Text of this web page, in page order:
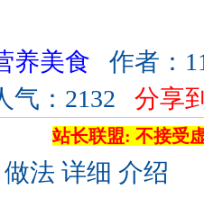
养美食 作者：
气：2132 分享
站长联盟: 不接受
法 详细 介绍